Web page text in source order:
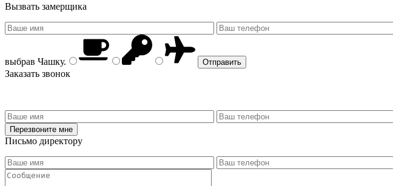
Вызвать замерщика
выбрав Чашку.
Заказать звонок
Письмо директору